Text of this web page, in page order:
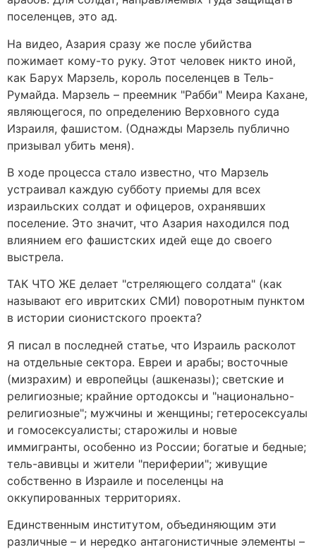
поселенцев, это ад.
На видео, Азария сразу же после убийства
пожимает кому-то руку. Этот человек никто иной,
как Барух Марзель, король поселенцев в Тель-
Румайда. Марзель – преемник "Рабби" Меира Кахане,
являющегося, по определению Верховного суда
Израиля, фашистом. (Однажды Марзель публично
призывал убить меня).
В ходе процесса стало известно, что Марзель
устраивал каждую субботу приемы для всех
израильских солдат и офицеров, охранявших
поселение. Это значит, что Азария находился под
влиянием его фашистских идей еще до своего
выстрела.
ТАК ЧТО ЖЕ делает "стреляющего солдата" (как
называют его ивритских СМИ) поворотным пунктом
в истории сионистского проекта?
Я писал в последней статье, что Израиль расколот
на отдельные сектора. Евреи и арабы; восточные
(мизрахим) и европейцы (ашкеназы); светские и
религиозные; крайние ортодоксы и "национально-
религиозные"; мужчины и женщины; гетеросексуалы
и гомосексуалисты; старожилы и новые
иммигранты, особенно из России; богатые и бедные;
тель-авивцы и жители "периферии"; живущие
собственно в Израиле и поселенцы на
оккупированных территориях.
Единственным институтом, объединяющим эти
различные – и нередко антагонистичные элементы –